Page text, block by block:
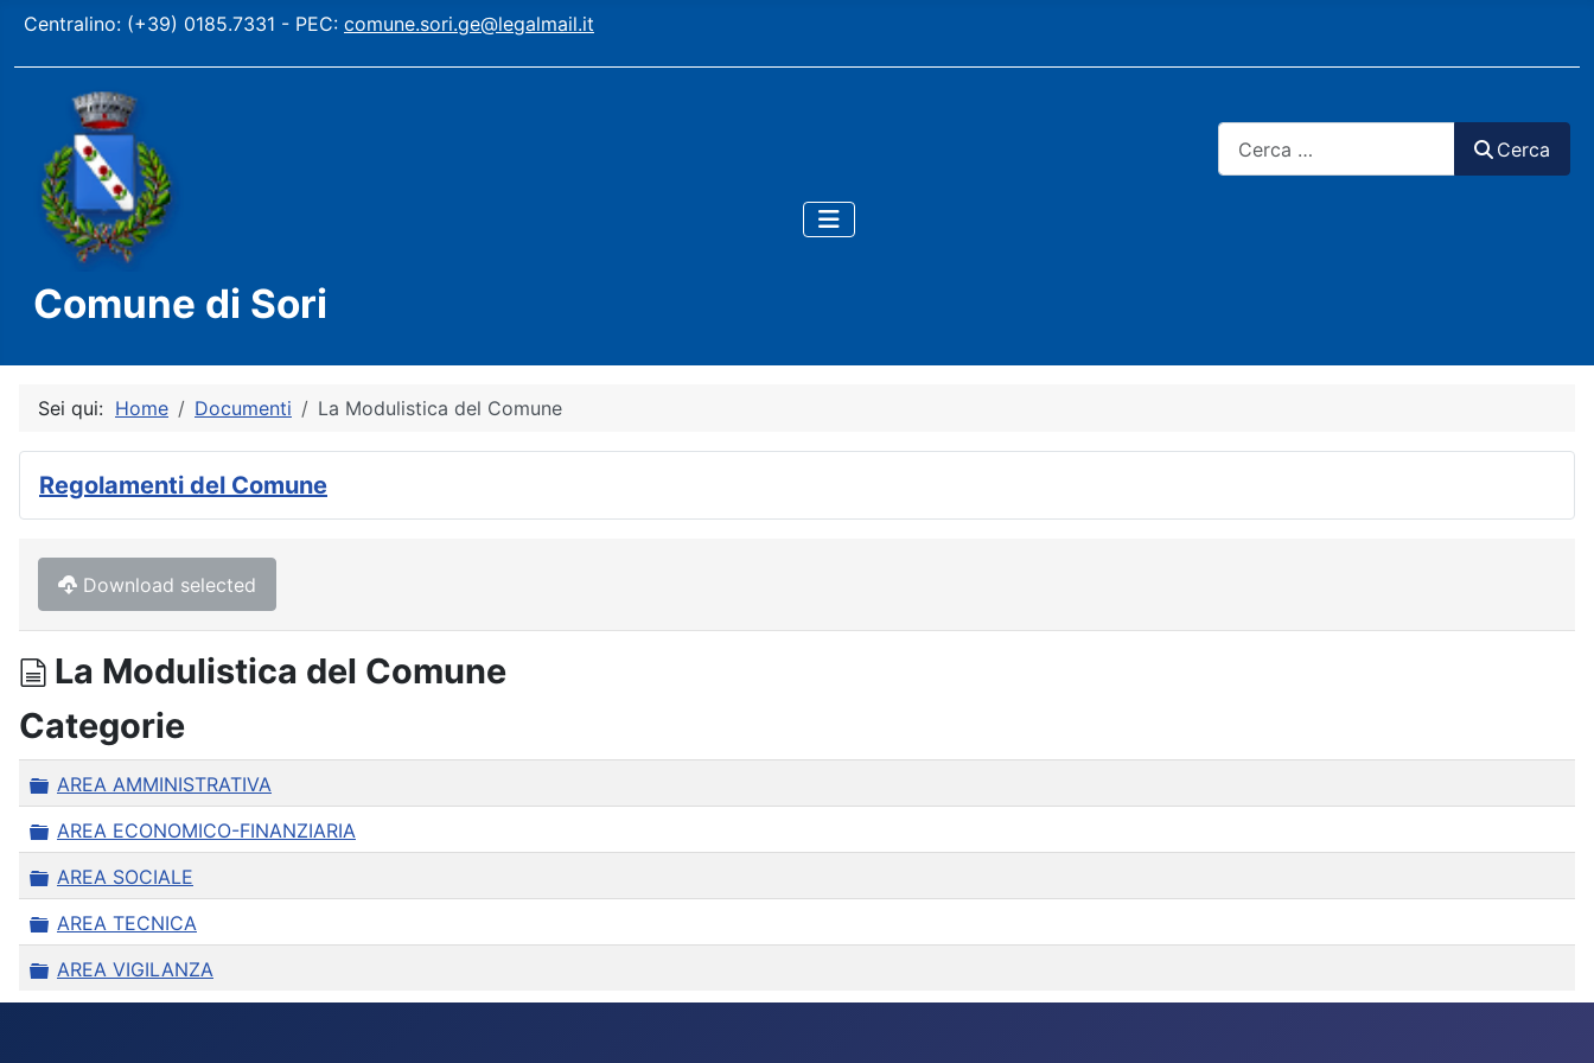
Centralino: (+39) 0185.7331 - PEC: comune.sori.ge@legalmail.it
Comune di Sori
Cerca
Sei qui: Home Documenti La Modulistica del Comune
Regolamenti del Comune
Download selected
documento
La Modulistica del Comune
Categorie
Cartella
AREA AMMINISTRATIVA
Cartella
AREA ECONOMICO-FINANZIARIA
Cartella
AREA SOCIALE
Cartella
AREA TECNICA
Cartella
AREA VIGILANZA